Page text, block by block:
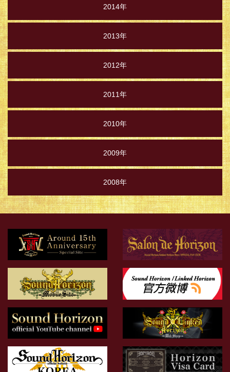
2014年
2013年
2012年
2011年
2010年
2009年
2008年